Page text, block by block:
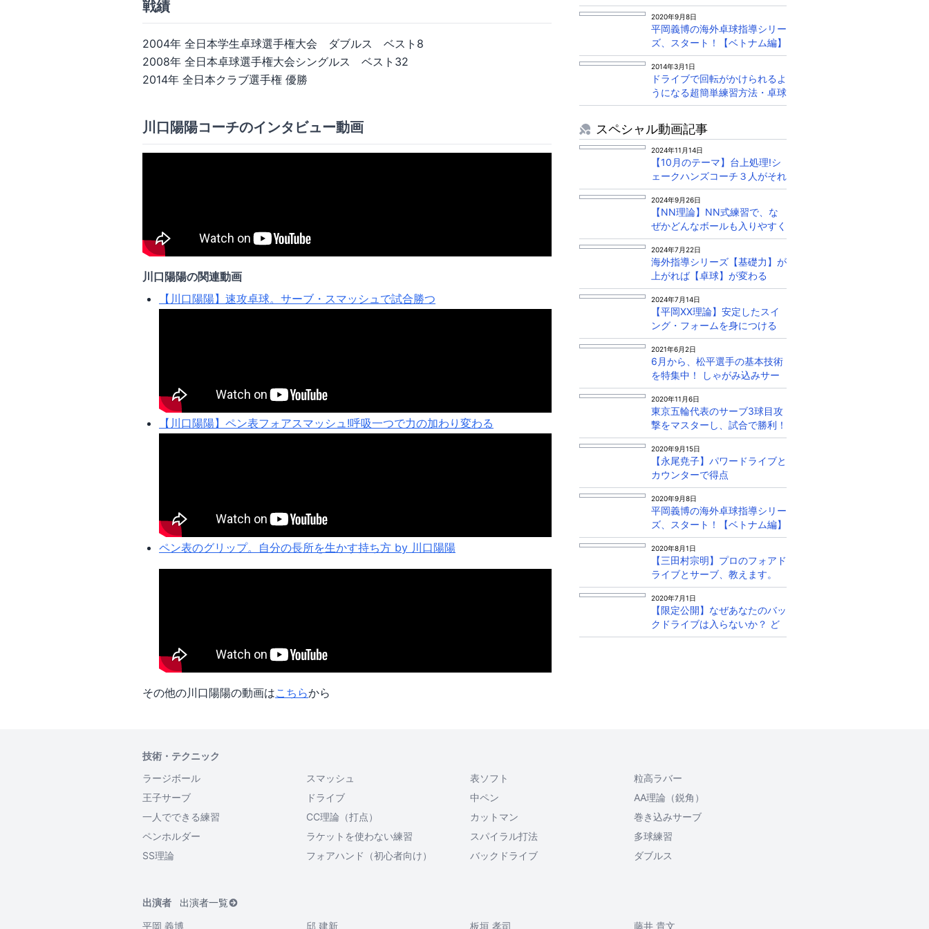
戦績
2004年 全日本学生卓球選手権大会 ダブルス ベスト8
2008年 全日本卓球選手権大会シングルス ベスト32
2014年 全日本クラブ選手権 優勝
川口陽陽コーチのインタビュー動画
川口陽陽の関連動画
【川口陽陽】速攻卓球。サーブ・スマッシュで試合勝つ
【川口陽陽】ペン表フォアスマッシュ!呼吸一つで力の加わり変わる
ペン表のグリップ。自分の長所を生かす持ち方 by 川口陽陽
その他の川口陽陽の動画はこちらから
平岡義博がグリップから丁寧に
解説！
2020年9月8日
平岡義博の海外卓球指導シリー
ズ、スタート！【ベトナム編】
2014年3月1日
ドライブで回転がかけられるよ
うになる超簡単練習方法・卓球
三昧 大村拓己コーチ
スペシャル動画記事
2024年11月14日
【10月のテーマ】台上処理!シ
ェークハンズコーチ３人がそれ
ぞれ説明&amp;練習方法を教え
ます
2024年9月26日
【NN理論】NN式練習で、な
ぜかどんなボールも入りやすく
なる
2024年7月22日
海外指導シリーズ【基礎力】が
上がれば【卓球】が変わる
2024年7月14日
【平岡XX理論】安定したスイ
ング・フォームを身につける
2021年6月2日
6月から、松平選手の基本技術
を特集中！ しゃがみ込みサー
ブは必見！
2020年11月6日
東京五輪代表のサーブ3球目攻
撃をマスターし、試合で勝利！
2020年9月15日
【永尾尭子】パワードライブと
カウンターで得点
2020年9月8日
平岡義博の海外卓球指導シリー
ズ、スタート！【ベトナム編】
2020年8月1日
【三田村宗明】プロのフォアド
ライブとサーブ、教えます。
2020年7月1日
【限定公開】なぜあなたのバッ
クドライブは入らないか？ ど
んなボールも強打！
技術・テクニック
ラージボール
スマッシュ 表ソフト
粒高ラバー
王子サーブ
ドライブ 中ペン
AA理論（鋭角）
一人でできる練習
CC理論（打点） カットマン
巻き込みサーブ
ペンホルダー
ラケットを使わない練習 スパイラル打法
多球練習
SS理論
フォアハンド（初心者向け） バックドライブ ダブルス
出演者
出演者一覧
平岡 義博
邱 建新 板垣 孝司 藤井 貴文